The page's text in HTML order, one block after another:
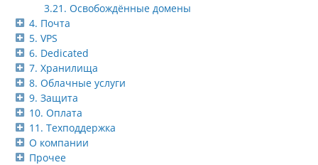
3.21. Освобождённые домены
4. Почта
5. VPS
6. Dedicated
7. Хранилища
8. Облачные услуги
9. Защита
10. Оплата
11. Техподдержка
О компании
Прочее